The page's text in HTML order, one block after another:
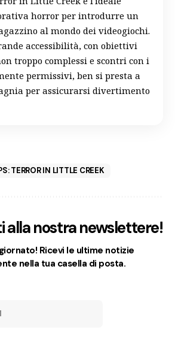
horror per introdurre un
al mondo dei videogiochi.
accessibilità, con obiettivi
troppo complessi e scontri con i
permissivi, ben si presta a
per assicurarsi divertimento
TERROR IN LITTLE CREEK
alla nostra newslettere!
Ricevi le ultime notizie
nella tua casella di posta.